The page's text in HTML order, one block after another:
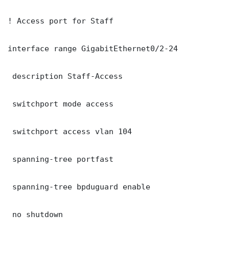
! Access port for Staff
interface range GigabitEthernet0/2-24
description Staff-Access
switchport mode access
switchport access vlan 104
spanning-tree portfast
spanning-tree bpduguard enable
no shutdown